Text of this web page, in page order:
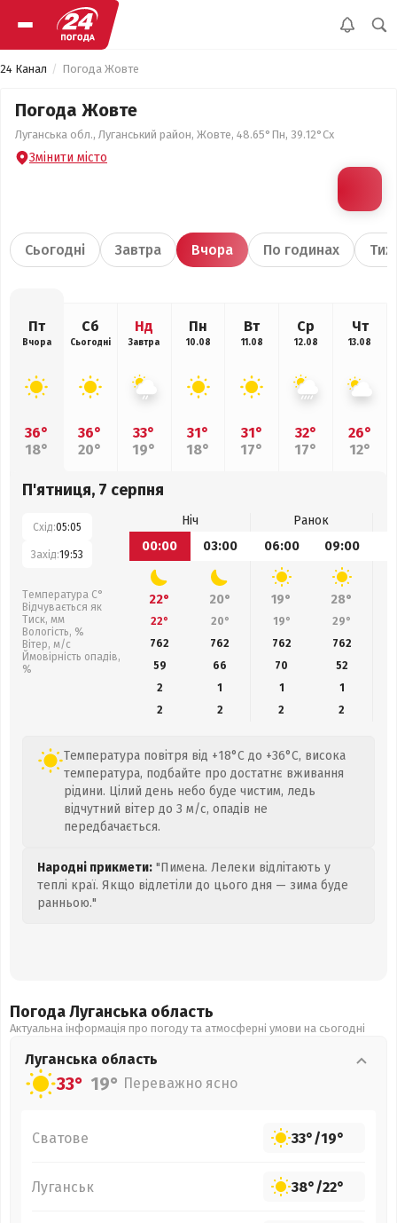
24 Канал Погода Жовте
Погода Жовте
Луганська обл., Луганський район, Жовте, 48.65°Пн, 39.12°Сх
Змінити місто
Сьогодні Завтра Вчора По годинах
Пт
Вчора
36°
18°
Сб
Сьогодні
36°
20°
Нд
Завтра
33°
19°
Пн
10.08
31°
18°
Вт
11.08
31°
17°
Ср
12.08
32°
17°
Чт
13.08
26°
12°
П'ятниця, 7 серпня
Схід:05:05
Захід:19:53
Температура С°
Відчувається як
Тиск, мм
Вологість, %
Вітер, м/с
Ймовірність опадів,
%
Ніч
Ранок
00:00
03:00 06:00 09:00
22° 20° 19° 28°
22° 20° 19° 29°
762
762 762 762
59
66 70 52
2
1 1
1
2
2 2 2
Температура повітря від +18°C до +36°C, висока
температура, подбайте про достатнє вживання
рідини. Цілий день небо буде чистим, ледь
відчутний вітер до 3 м/с, опадів не
передбачається.
Народні прикмети: "Пимена. Лелеки відлітають у
теплі краї. Якщо відлетіли до цього дня — зима буде
ранньою."
Погода Луганська область
Актуальна інформація про погоду та атмосферні умови на сьогодні
Луганська область
33° 19° Переважно ясно
Сватове 33°/19°
Луганськ 38°/22°